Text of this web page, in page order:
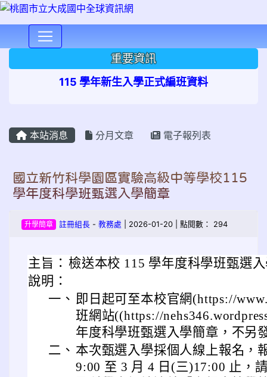
重要資訊
115 學年新生入學正式編班資料
本站消息 分月文章 電子報列表
國立新竹科學園區實驗高級中等學校115
學年度科學班甄選入學簡章
升學簡章 註冊組長- 教務處 | 2026-01-20 | 點閱數： 294
主旨： 檢送本校 115 學年度科學班甄選
說明：
一、 即日起可至本校官網(https://
班網站((https://
年度科學班甄選入學簡章，不另
二、 本次甄選入學採個人線上報名，
9:00 至 3 月 4 日(三)17:00 止，